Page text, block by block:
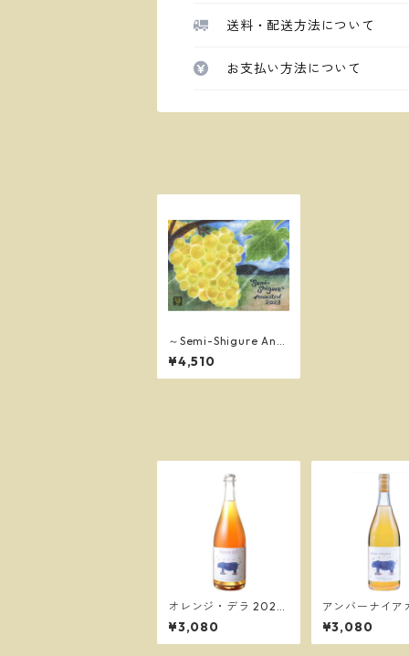
送料・配送方法について
お支払い方法について
～Semi-Shigure Anc
estral 2023～ ／YUR
IE SAKAI
¥4,510
オレンジ・デラ 2022
／ミソノ・ヴィンヤー
ド
¥3,080
アンバーナイア
023／ミソノ・
ヤード
¥3,080